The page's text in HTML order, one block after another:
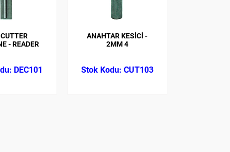
- READER
DEC101
ANAHTAR KESİCİ -
2MM 4
CUT103